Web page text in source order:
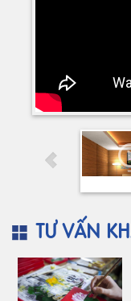
TƯ VẤN